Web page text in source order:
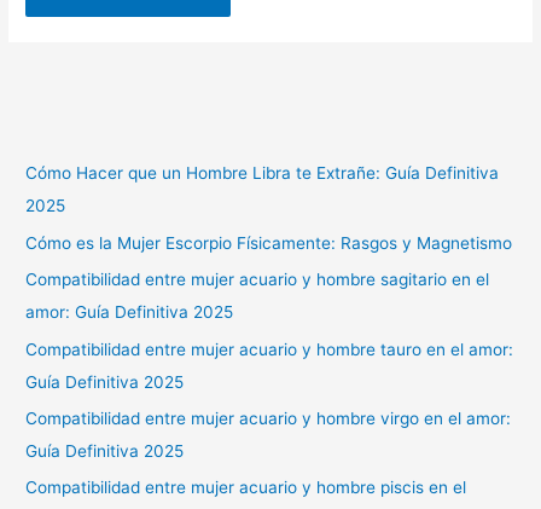
Cómo Hacer que un Hombre Libra te Extrañe: Guía Definitiva
2025
Cómo es la Mujer Escorpio Físicamente: Rasgos y Magnetismo
Compatibilidad entre mujer acuario y hombre sagitario en el
amor: Guía Definitiva 2025
Compatibilidad entre mujer acuario y hombre tauro en el amor:
Guía Definitiva 2025
Compatibilidad entre mujer acuario y hombre virgo en el amor:
Guía Definitiva 2025
Compatibilidad entre mujer acuario y hombre piscis en el